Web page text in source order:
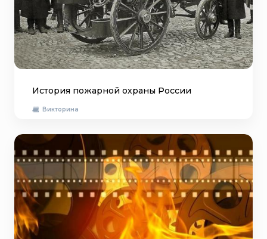
История пожарной охраны России
Викторина